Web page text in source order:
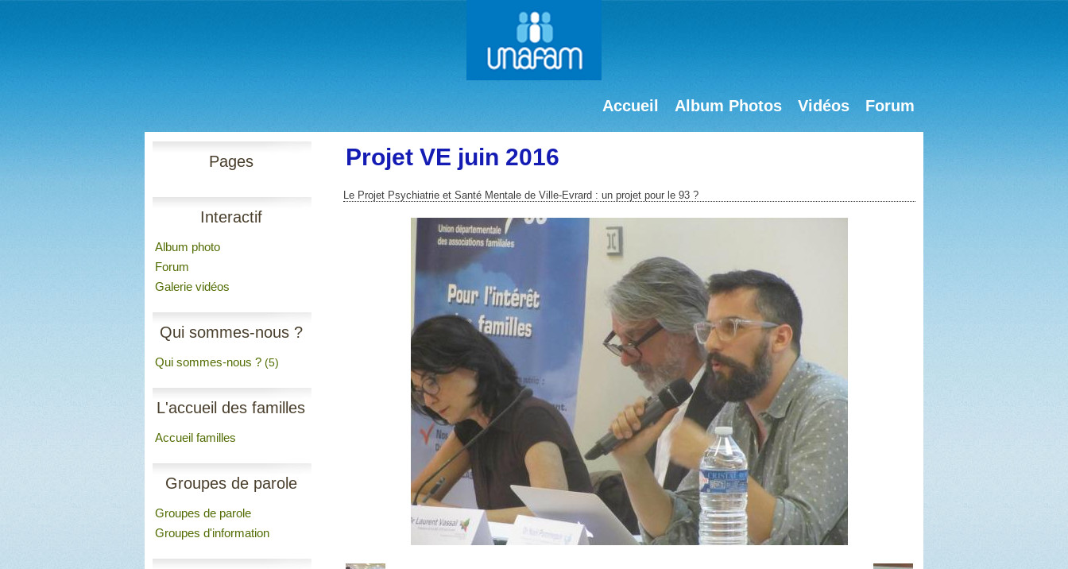
Accueil Album Photos Vidéos Forum
Pages
Interactif
Album photo
Forum
Galerie vidéos
Qui sommes-nous ?
Qui sommes-nous ? (5)
L'accueil des familles
Accueil familles
Groupes de parole
Groupes de parole
Groupes d'information
Projet VE juin 2016
Le Projet Psychiatrie et Santé Mentale de Ville-Evrard : un projet pour le 93 ?